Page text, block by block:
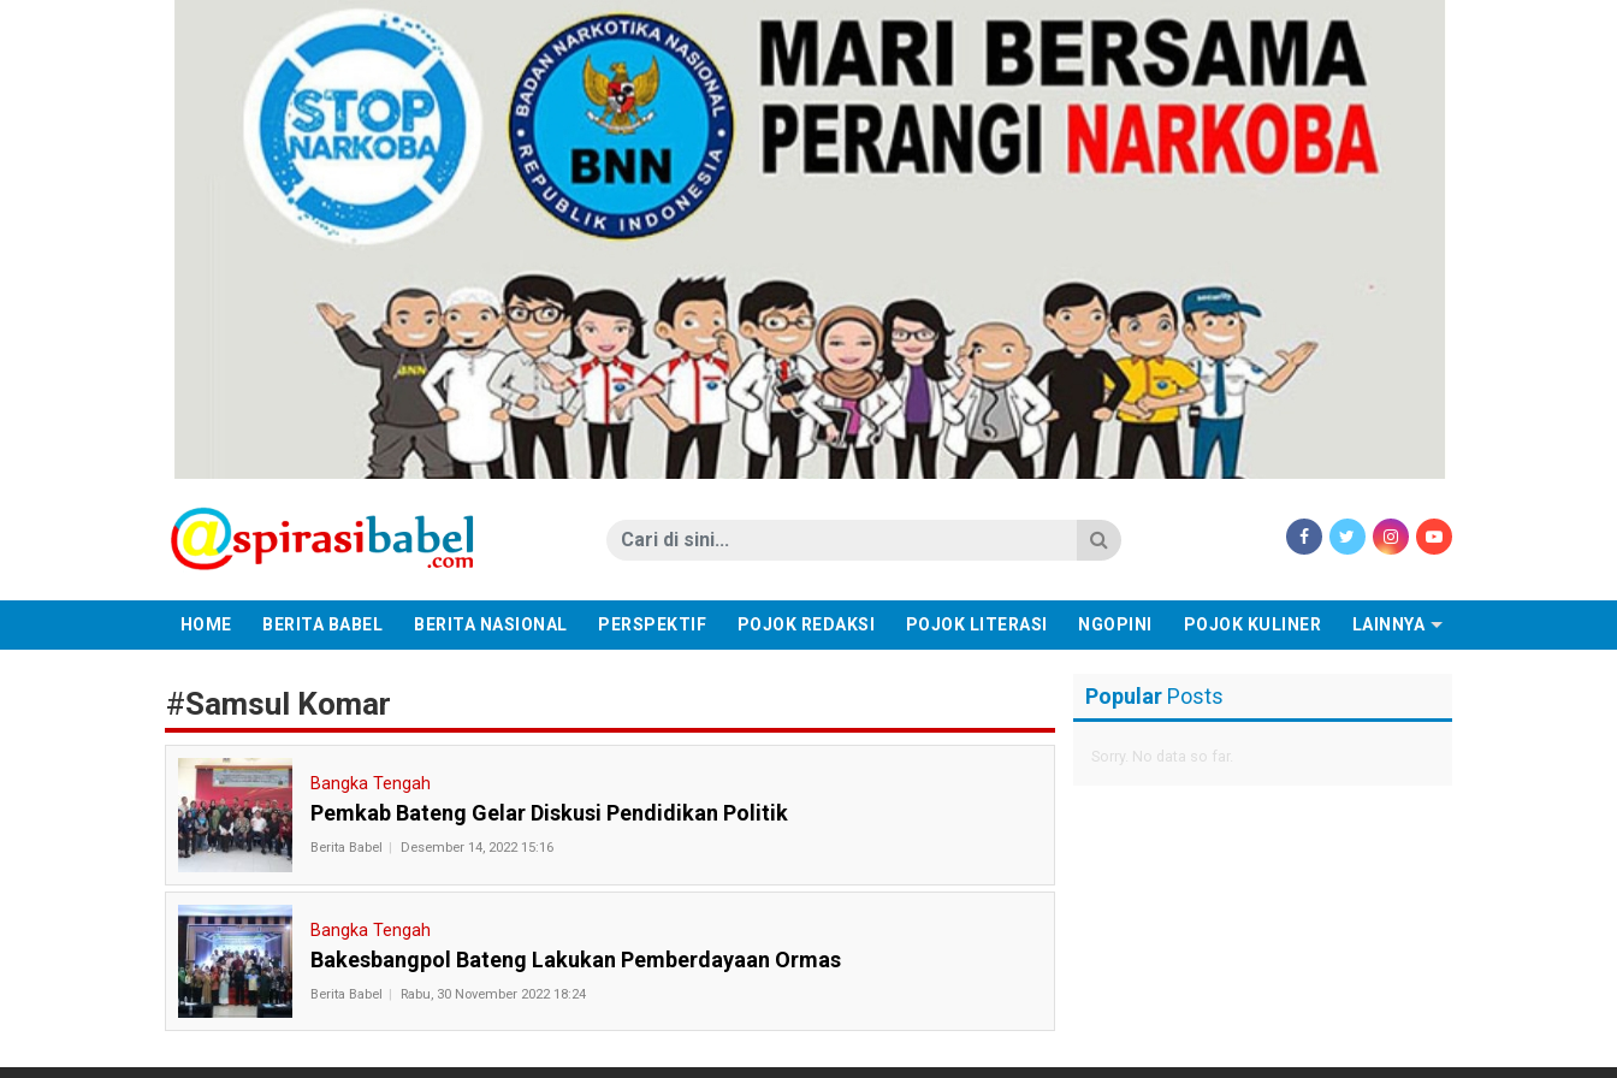
HOME BERITA BABEL BERITA NASIONAL PERSPEKTIF POJOK REDAKSI POJOK LITERASI NGOPINI POJOK KULINER LAINNYA
#Samsul Komar
Bangka Tengah
Pemkab Bateng Gelar Diskusi Pendidikan Politik
Berita Babel Desember 14, 2022 15:16
Bangka Tengah
Bakesbangpol Bateng Lakukan Pemberdayaan Ormas
Berita Babel Rabu, 30 November 2022 18:24
Popular Posts
Sorry. No data so far.